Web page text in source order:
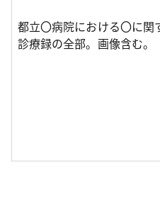
都立〇病院における〇に関
診療録の全部。画像含む。